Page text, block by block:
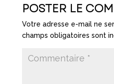
POSTER LE
Votre adresse e-mail ne
champs obligatoires sont